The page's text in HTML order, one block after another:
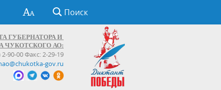
Поиск
ГУБЕРНАТОРА И
ЧУКОТСКОГО АО:
2-90-00 Факс: 2-29-19
gov.ru